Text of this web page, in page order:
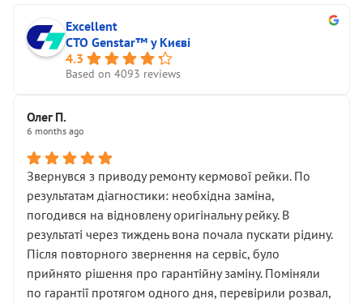
Excellent
СТО Genstar™ у Києві
4.3
Based on 4093 reviews
Олег П.
6 months ago
Звернувся з приводу ремонту кермової рейки. По
результатам діагностики: необхідна заміна,
погодився на відновлену оригінальну рейку. В
результаті через тиждень вона почала пускати рідину.
Після повторного звернення на сервіс, було
прийнято рішення про гарантійну заміну. Поміняли
по гарантії протягом одного дня, перевірили розвал,